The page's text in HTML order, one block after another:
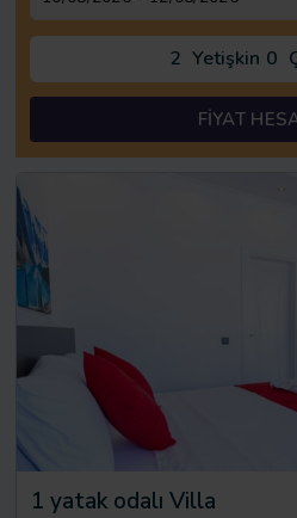
2 Yetişkin 0
FİYAT
1 yatak odalı Villa